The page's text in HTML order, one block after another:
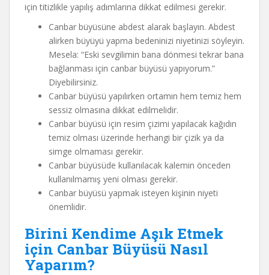
için titizlikle yapılış adımlarına dikkat edilmesi gerekir.
Canbar büyüsüne abdest alarak başlayın. Abdest
alirken büyüyü yapma bedeninizi niyetinizi söyleyin.
Mesela: “Eski sevgilimin bana dönmesi tekrar bana
bağlanması için canbar büyüsü yapıyorum.”
Diyebilirsiniz.
Canbar büyüsü yapılırken ortamın hem temiz hem
sessiz olmasına dikkat edilmelidir.
Canbar büyüsü için resim çizimi yapılacak kağıdın
temiz olması üzerinde herhangi bir çizik ya da
simge olmaması gerekir.
Canbar büyüsüde kullanılacak kalemin önceden
kullanılmamış yeni olması gerekir.
Canbar büyüsü yapmak isteyen kişinin niyeti
önemlidir.
Birini Kendime Aşık Etmek
için Canbar Büyüsü Nasıl
Yaparım?